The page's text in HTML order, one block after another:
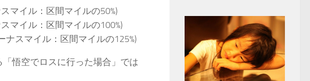
マイル：区間マイルの50%)
マイル：区間マイルの100%)
ナスマイル：区間マイルの125%)
悟空でロスに行った場合」では